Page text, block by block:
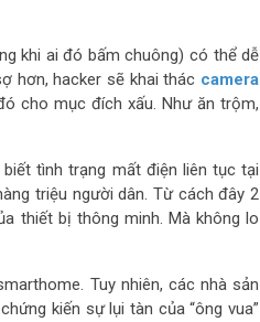
khi ai đó bấm chuông) có thể dễ
hơn, hacker sẽ khai thác camera
cho mục đích xấu. Như ăn trộm,
tình trạng mất điện liên tục tại
triệu người dân. Từ cách đây 2
thiết bị thông minh. Mà không lo
Tuy nhiên, các nhà sản
kiến sự lụi tàn của “ông vua”